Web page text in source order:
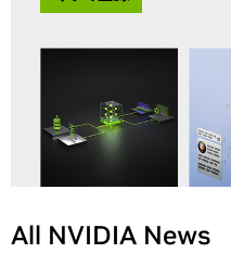
All NVIDIA News